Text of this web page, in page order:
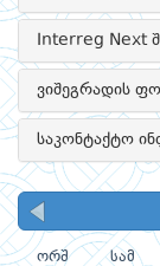
Interreg Next
ვიშეგრადის
საკონტაქტო
ორშ სამ